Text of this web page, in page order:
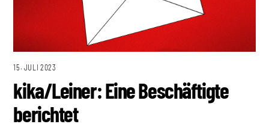
15. JULI 2023
kika/Leiner: Eine Beschäftigte
berichtet